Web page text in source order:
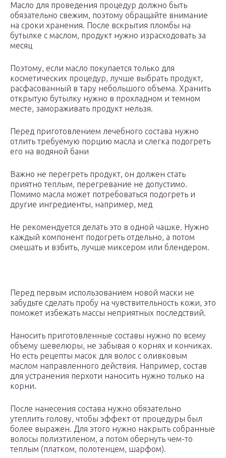
Масло для проведения процедур должно быть
обязательно свежим, поэтому обращайте внимание
на сроки хранения. После вскрытия пломбы на
бутылке с маслом, продукт нужно израсходовать за
месяц
Поэтому, если масло покупается только для
косметических процедур, лучше выбрать продукт,
расфасованный в тару небольшого объема. Хранить
открытую бутылку нужно в прохладном и темном
месте, замораживать продукт нельзя.
Перед приготовлением лечебного состава нужно
отлить требуемую порцию масла и слегка подогреть
его на водяной бани
Важно не перегреть продукт, он должен стать
приятно теплым, перегревание не допустимо.
Помимо масла может потребоваться подогреть и
другие ингредиенты, например, мед
Не рекомендуется делать это в одной чашке. Нужно
каждый компонент подогреть отдельно, а потом
смешать и взбить, лучше миксером или блендером.
Перед первым использованием новой маски не
забудьте сделать пробу на чувствительность кожи, это
поможет избежать массы неприятных последствий.
Наносить приготовленные составы нужно по всему
объему шевелюры, не забывая о корнях и кончиках.
Но есть рецепты масок для волос с оливковым
маслом направленного действия. Например, состав
для устранения перхоти наносить нужно только на
корни.
После нанесения состава нужно обязательно
утеплить голову, чтобы эффект от процедуры был
более выражен. Для этого нужно накрыть собранные
волосы полиэтиленом, а потом обернуть чем-то
теплым (платком, полотенцем, шарфом).